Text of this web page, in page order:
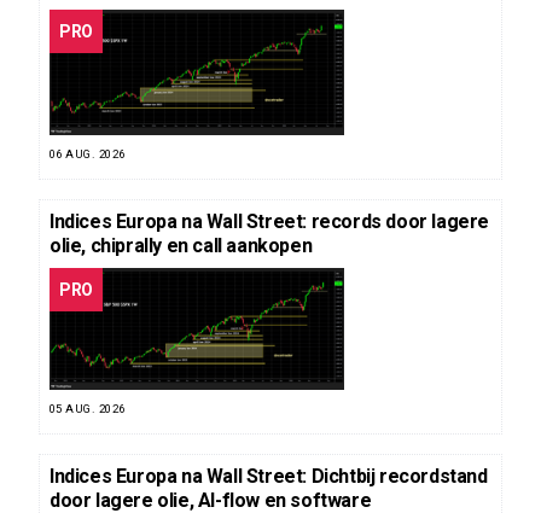
PRO
06 AUG. 2026
Indices Europa na Wall Street: records door lagere
olie, chiprally en call aankopen
PRO
05 AUG. 2026
Indices Europa na Wall Street: Dichtbij recordstand
door lagere olie, AI-flow en software